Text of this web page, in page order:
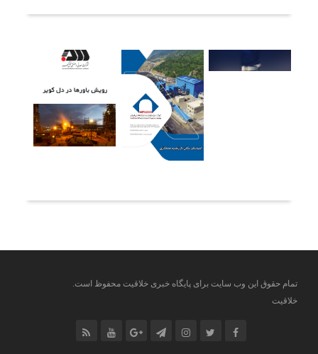
تمام حقوق این وب سایت برای پایگاه خبری خلاقیت محفوظ است.
خلاقیت